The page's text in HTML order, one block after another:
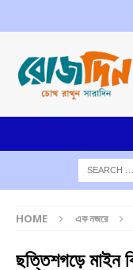
HOME এক নজরে
ছত্তিশগড়ে মাইন